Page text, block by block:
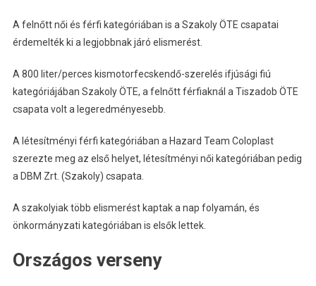
A felnőtt női és férfi kategóriában is a Szakoly ÖTE csapatai
érdemelték ki a legjobbnak járó elismerést.
A 800 liter/perces kismotorfecskendő-szerelés ifjúsági fiú
kategóriájában Szakoly ÖTE, a felnőtt férfiaknál a Tiszadob ÖTE
csapata volt a legeredményesebb.
A létesítményi férfi kategóriában a Hazard Team Coloplast
szerezte meg az első helyet, létesítményi női kategóriában pedig
a DBM Zrt. (Szakoly) csapata.
A szakolyiak több elismerést kaptak a nap folyamán, és
önkormányzati kategóriában is elsők lettek.
Országos verseny